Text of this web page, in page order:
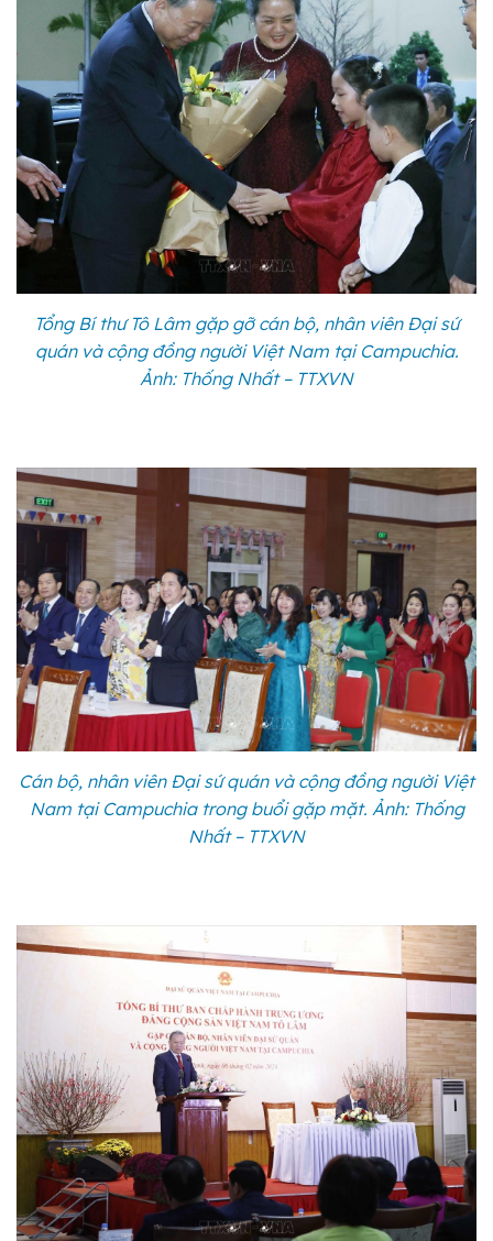
Tổng Bí thư Tô Lâm gặp gỡ cán bộ, nhân viên Đại sứ
quán và cộng đồng người Việt Nam tại Campuchia.
Ảnh: Thống Nhất – TTXVN
Cán bộ, nhân viên Đại sứ quán và cộng đồng người Việt
Nam tại Campuchia trong buổi gặp mặt. Ảnh: Thống
Nhất – TTXVN